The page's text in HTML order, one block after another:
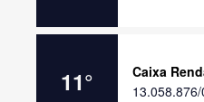
11°
Caixa